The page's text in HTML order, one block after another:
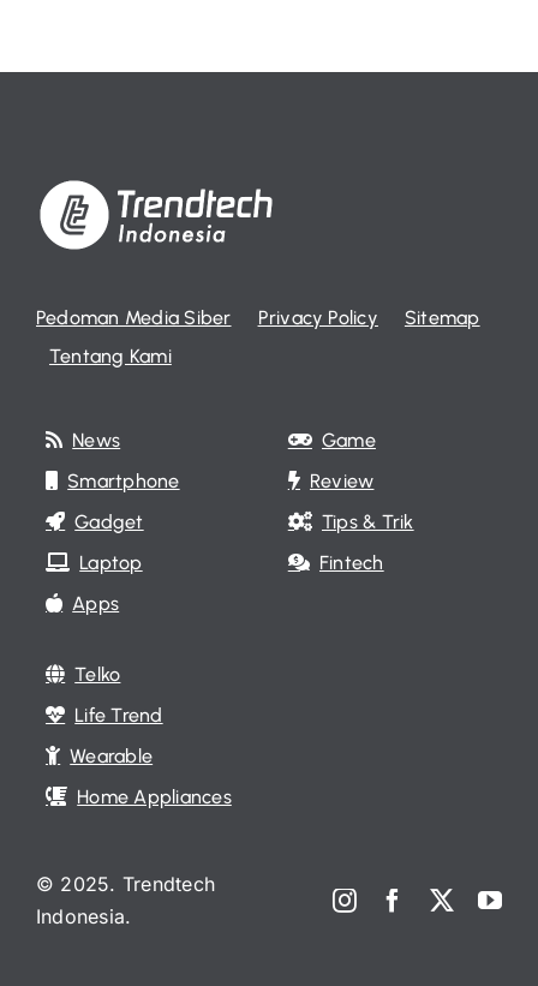
Pedoman Media Siber Privacy Policy
Sitemap
Tentang Kami
News
Smartphone
Gadget
Laptop
Apps
Game
Review
Tips & Trik
Fintech
Telko
Life Trend
Wearable
Home Appliances
© 2025. Trendtech
Indonesia.